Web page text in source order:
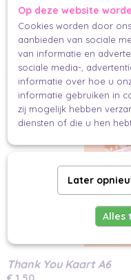
Per stuk
14,8 x 10,5 cm
collectie muchable x
Makkelijk en mooi inpakken voor
Ook interessant
Thank You Kaart A6
Op deze website
Cookies worden door
aanbieden van sociale
van informatie en
sociale media-,
informatie over hoe u
informatie gebruiken in
zij mogelijk hebben
diensten of die u hen
Later
Alles